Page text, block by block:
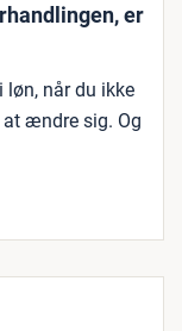
er
løn, når du ikke
at ændre sig. Og